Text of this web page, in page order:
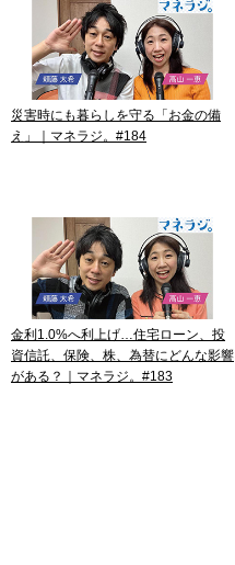
災害時にも暮らしを守る「お金の備
え」｜マネラジ。#184
金利1.0%へ利上げ…住宅ローン、投
資信託、保険、株、為替にどんな影響
がある？｜マネラジ。#183